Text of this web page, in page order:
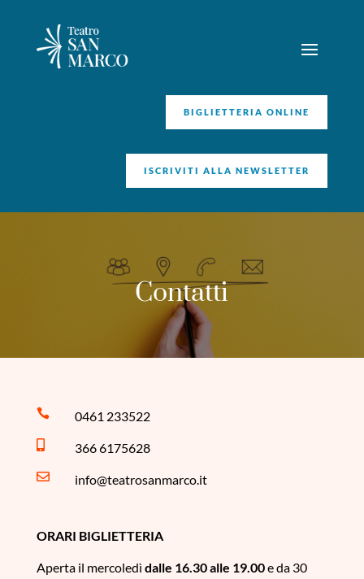
BIGLIETTERIA ONLINE
ISCRIVITI ALLA NEWSLETTER
Contatti
 0461 233522
 366 6175628‬
 info@teatrosanmarco.it
ORARI BIGLIETTERIA
Aperta il mercoledì dalle 16.30 alle 19.00e da 30